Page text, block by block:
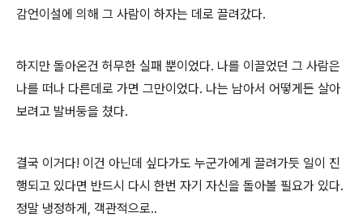
감언이설에 의해 그 사람이 하자는 데로 끌려갔다.
하지만 돌아온건 허무한 실패 뿐이었다. 나를 이끌었던 그 사람은
나를 떠나 다른데로 가면 그만이었다. 나는 남아서 어떻게든 살아
보려고 발버둥을 쳤다.
결국 이거다! 이건 아닌데 싶다가도 누군가에게 끌려가듯 일이 진
행되고 있다면 반드시 다시 한번 자기 자신을 돌아볼 필요가 있다.
정말 냉정하게, 객관적으로..